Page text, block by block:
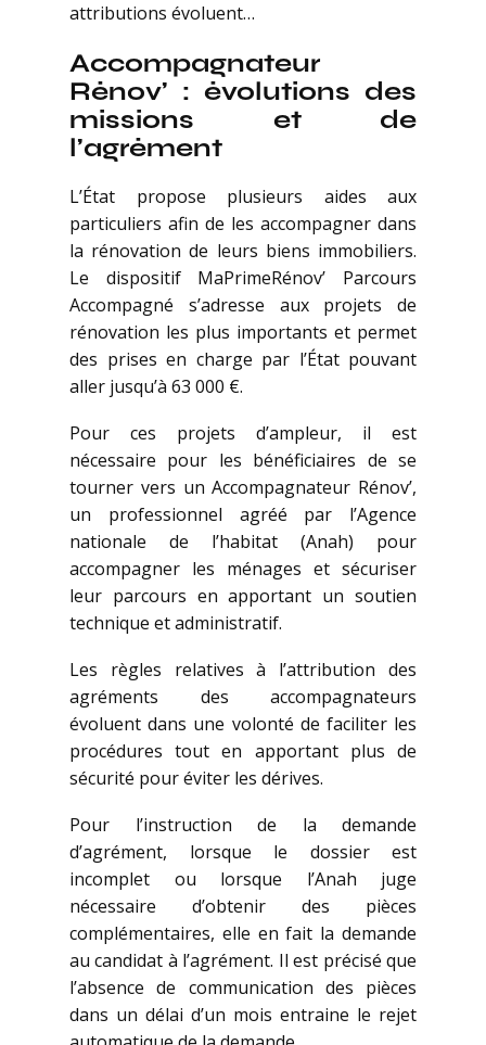
attributions évoluent…
Accompagnateur
Rénov’ : évolutions des
missions et de
l’agrément
L’État propose plusieurs aides aux
particuliers afin de les accompagner dans
la rénovation de leurs biens immobiliers.
Le dispositif MaPrimeRénov’ Parcours
Accompagné s’adresse aux projets de
rénovation les plus importants et permet
des prises en charge par l’État pouvant
aller jusqu’à 63 000 €.
Pour ces projets d’ampleur, il est
nécessaire pour les bénéficiaires de se
tourner vers un Accompagnateur Rénov’,
un professionnel agréé par l’Agence
nationale de l’habitat (Anah) pour
accompagner les ménages et sécuriser
leur parcours en apportant un soutien
technique et administratif.
Les règles relatives à l’attribution des
agréments des accompagnateurs
évoluent dans une volonté de faciliter les
procédures tout en apportant plus de
sécurité pour éviter les dérives.
Pour l’instruction de la demande
d’agrément, lorsque le dossier est
incomplet ou lorsque l’Anah juge
nécessaire d’obtenir des pièces
complémentaires, elle en fait la demande
au candidat à l’agrément. Il est précisé que
l’absence de communication des pièces
dans un délai d’un mois entraine le rejet